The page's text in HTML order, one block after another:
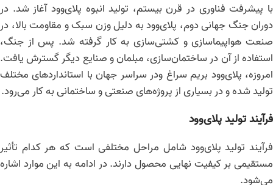
با پیشرفت فناوری در قرن بیستم، تولید انبوه پلای‌وود آغاز شد. در
دوران جنگ جهانی دوم، پلای‌وود به دلیل وزن سبک و مقاومت بالا، در
صنعت هواپیماسازی و کشتی‌سازی به کار گرفته شد. پس از جنگ،
استفاده از آن در ساختمان‌سازی، مبلمان و صنایع دیگر گسترش یافت.
امروزه، پلای‌وود بریم سراغ ودر سراسر جهان با استانداردهای مختلف
تولید شده و در بسیاری از پروژه‌های صنعتی و ساختمانی به کار می‌رود.
فرآیند تولید پلای‌وود
فرآیند تولید پلای‌وود شامل مراحل مختلفی است که هر کدام تأثیر
مستقیمی بر کیفیت نهایی محصول دارند. در ادامه به این موارد اشاره
می‌شود.